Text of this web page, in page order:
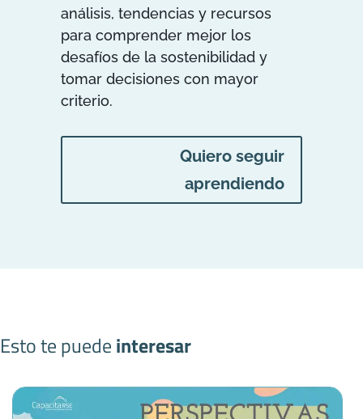
análisis, tendencias y recursos
para comprender mejor los
desafíos de la sostenibilidad y
tomar decisiones con mayor
criterio.
Quiero seguir
aprendiendo
Esto te puedeinteresar